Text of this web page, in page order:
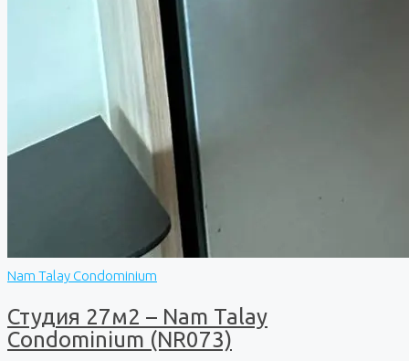
Nam Talay Condominium
Студия 27м2 – Nam Talay
Condominium (NR073)